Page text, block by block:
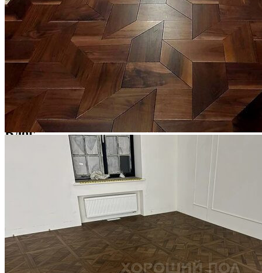
Услуги по реставрации паркета
1 500 ₽
Блог
Интересные статьи о паркете Coswick
ВИДЕО-ИНСТРУКЦИЯ: Реставрация царапин. Полы,
покрытые маслом и твердым воском. Системы для локального
ремонта и восстановления
Читать полностью
02.02.2026